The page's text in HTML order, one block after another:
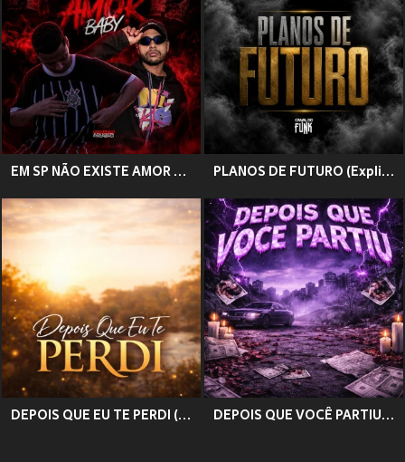
EM SP NÃO EXISTE AMOR BABY (Explicit) PLANOS DE FUTURO (Explicit)
DEPOIS QUE EU TE PERDI (Explicit) DEPOIS QUE VOCÊ PARTIU (Explicit)